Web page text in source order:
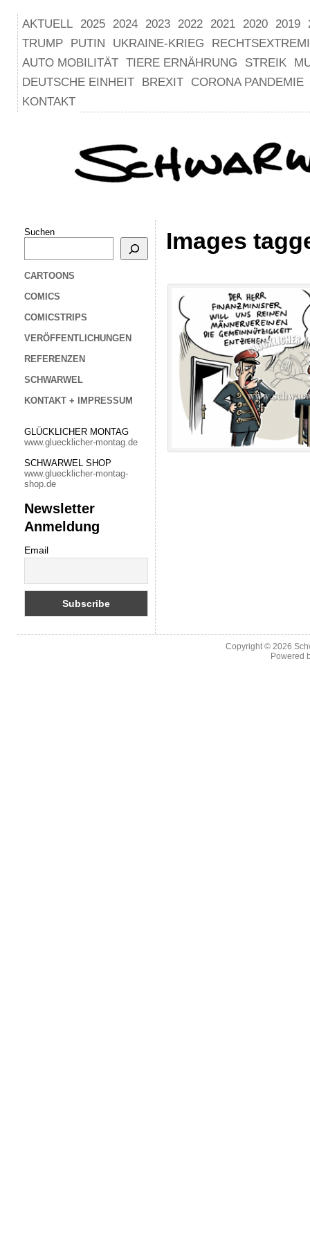
AKTUELL 2025 2024 2023 2022 2021 2020 2019
TRUMP
PUTIN UKRAINE-KRIEG
AUTO MOBILITÄT TIERE ERNÄHRUNG STREIK
DEUTSCHE EINHEIT
BREXIT
CORONA PANDEMIE
KONTAKT
Suchen
CARTOONS
COMICS
COMICSTRIPS
VERÖFFENTLICHUNGEN
REFERENZEN
SCHWARWEL
KONTAKT + IMPRESSUM
GLÜCKLICHER MONTAG
www.gluecklicher-montag.de
SCHWARWEL SHOP
www.gluecklicher-montag-
shop.de
Newsletter
Anmeldung
Email
Images
Copyright © 2026
Powered